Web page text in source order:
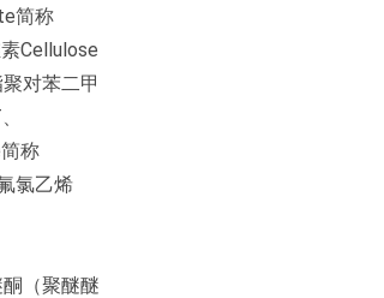
简称
Cellulose
对苯二甲
称
氯乙烯
（聚醚醚